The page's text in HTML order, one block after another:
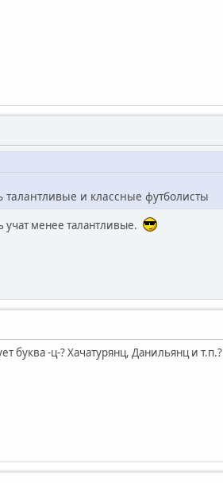
и классные футболисты
учат менее талантливые.
буква -ц-? Хачатурянц, Данильянц и т.п.?